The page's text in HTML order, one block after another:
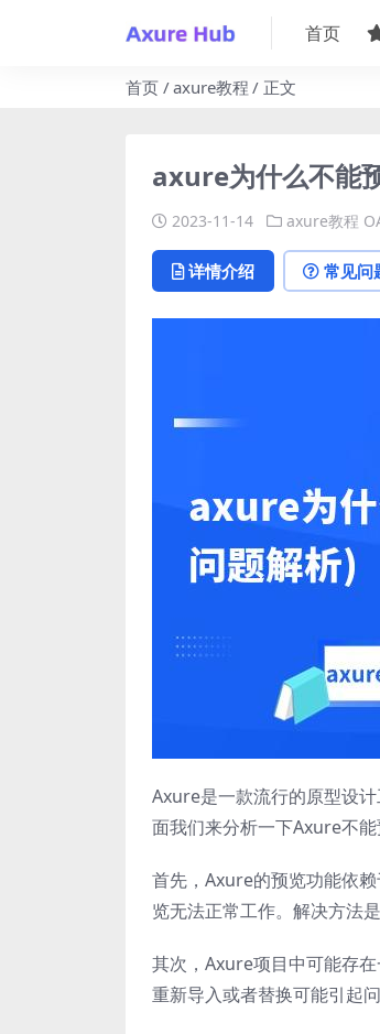
首页
首页 axure教程 正文
axure为什么不能
2023-11-14 axure教程
详情介绍 常见问
Axure是一款流行的原型设
面我们来分析一下Axure不能
首先，Axure的预览功能依
览无法正常工作。解决方法
其次，Axure项目中可能存
重新导入或者替换可能引起